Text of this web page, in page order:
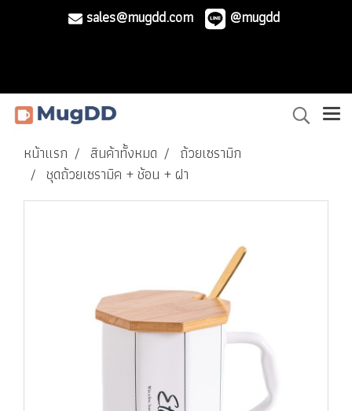
sales@mugdd.com @mugdd
หน้าแรก สินค้าทั้งหมด
ถ้วยเซรามิก
ชุดถ้วยเซรามิค + ช้อน + ฝา